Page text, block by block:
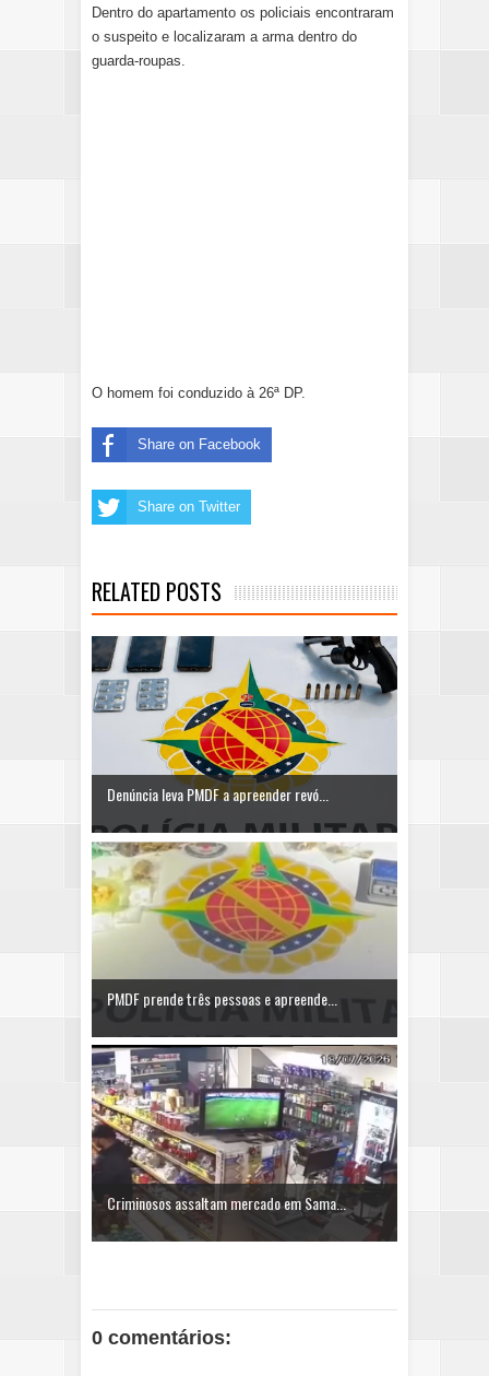
Dentro do apartamento os policiais encontraram
o suspeito e localizaram a arma dentro do
guarda-roupas.
O homem foi conduzido à 26ª DP.
Share on Facebook
Share on Twitter
RELATED POSTS
Denúncia leva PMDF a apreender revó...
PMDF prende três pessoas e apreende...
Criminosos assaltam mercado em Sama...
0 comentários: